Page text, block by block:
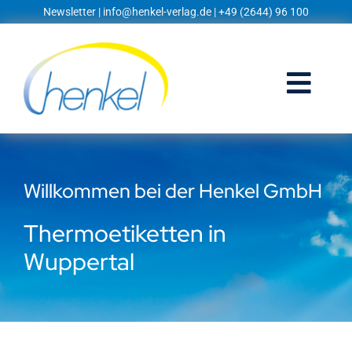
Inhalt
Newsletter | info@henkel-verlag.de | +49 (2644) 96 100
Startseite
Shop
Blog
Prospekte
Techniklexikon
Willkommen bei der Henkel GmbH
Thermoetiketten in
Wuppertal